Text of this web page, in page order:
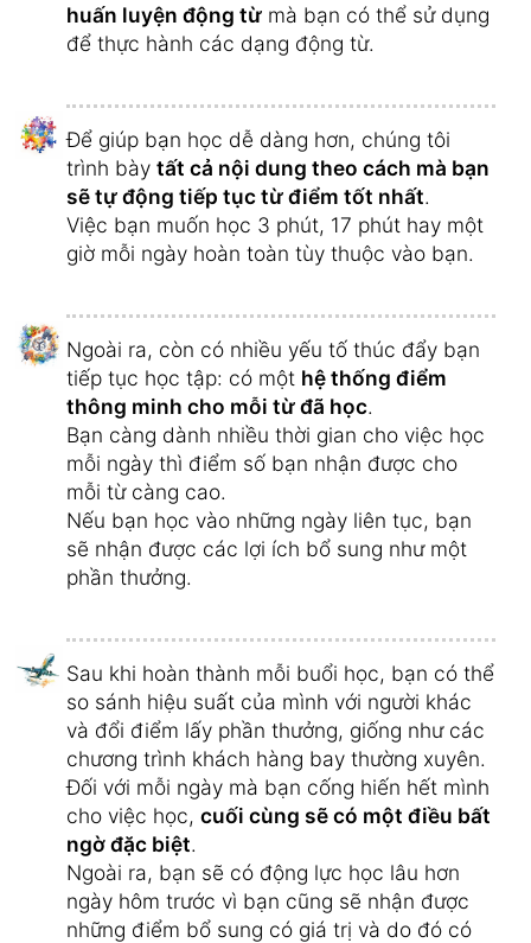
huấn luyện động từ mà bạn có thể sử dụng
để thực hành các dạng động từ.
Để giúp bạn học dễ dàng hơn, chúng tôi
trình bày tất cả nội dung theo cách mà bạn
sẽ tự động tiếp tục từ điểm tốt nhất.
Việc bạn muốn học 3 phút, 17 phút hay một
giờ mỗi ngày hoàn toàn tùy thuộc vào bạn.
Ngoài ra, còn có nhiều yếu tố thúc đẩy bạn
tiếp tục học tập: có một hệ thống điểm
thông minh cho mỗi từ đã học.
Bạn càng dành nhiều thời gian cho việc học
mỗi ngày thì điểm số bạn nhận được cho
mỗi từ càng cao.
Nếu bạn học vào những ngày liên tục, bạn
sẽ nhận được các lợi ích bổ sung như một
phần thưởng.
Sau khi hoàn thành mỗi buổi học, bạn có thể
so sánh hiệu suất của mình với người khác
và đổi điểm lấy phần thưởng, giống như các
chương trình khách hàng bay thường xuyên.
Đối với mỗi ngày mà bạn cống hiến hết mình
cho việc học, cuối cùng sẽ có một điều bất
ngờ đặc biệt.
Ngoài ra, bạn sẽ có động lực học lâu hơn
ngày hôm trước vì bạn cũng sẽ nhận được
những điểm bổ sung có giá trị và do đó có